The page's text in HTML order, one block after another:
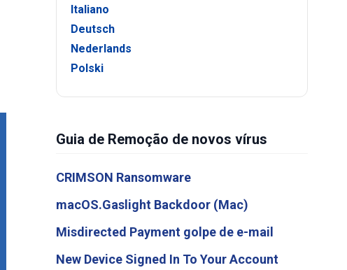
Italiano
Deutsch
Nederlands
Polski
Guia de Remoção de novos vírus
CRIMSON Ransomware
macOS.Gaslight Backdoor (Mac)
Misdirected Payment golpe de e-mail
New Device Signed In To Your Account